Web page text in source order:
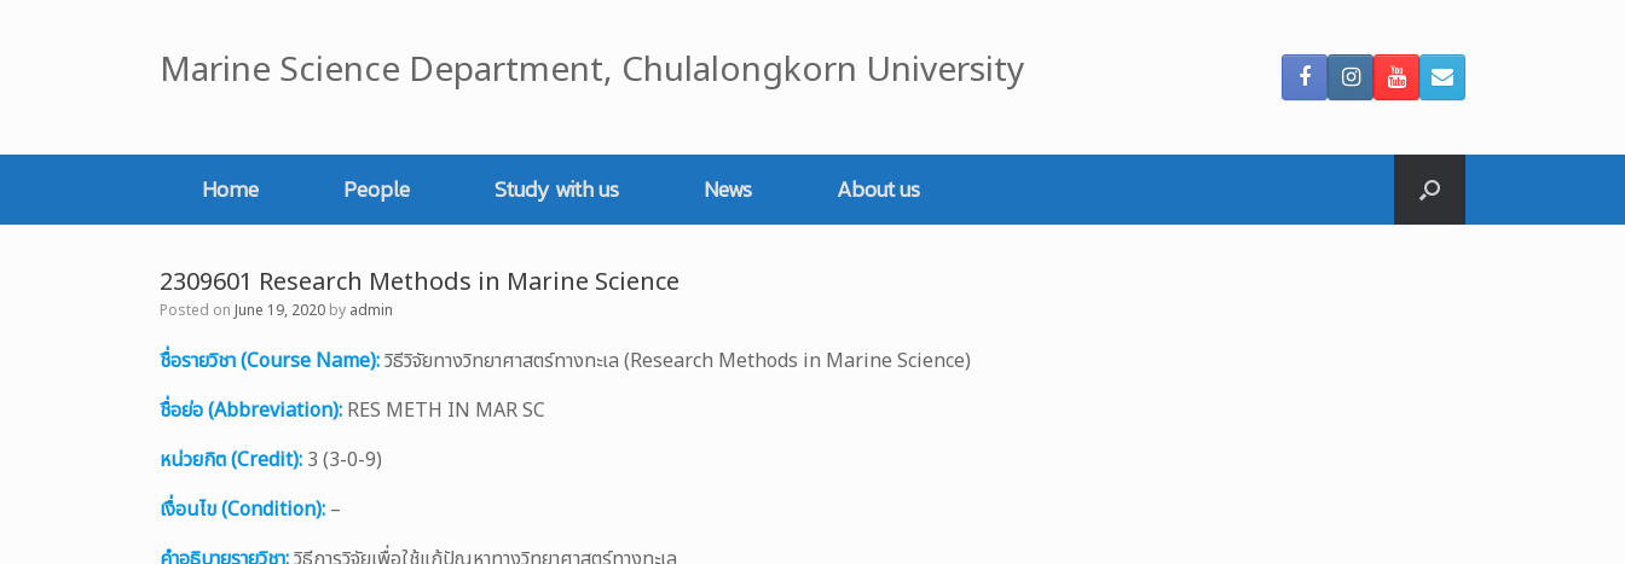
Marine Science Department, Chulalongkorn University
Home People Study with us News About us
2309601 Research Methods in Marine Science
Posted on June 19, 2020 by admin
ชื่อรายวิชา (Course Name):วิธีวิจัยทางวิทยาศาสตร์ทางทะเล (Research Methods in Marine Science)
ชื่อย่อ (Abbreviation): RES METH IN MAR SC
หน่วยกิต (Credit): 3 (3-0-9)
เงื่อนไข (Condition): –